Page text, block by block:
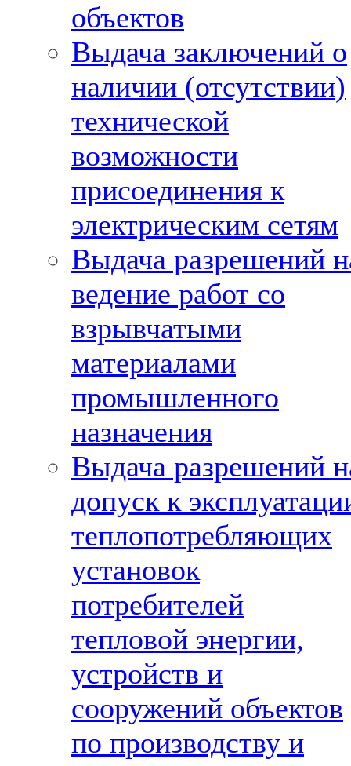
объектов
Выдача заключений о
наличии (отсутствии)
технической
возможности
присоединения к
электрическим сетям
Выдача разрешений
ведение работ со
взрывчатыми
материалами
промышленного
назначения
Выдача разрешений
допуск к
теплопотребляющих
установок
потребителей
тепловой энергии,
устройств и
сооружений объектов
по производству и